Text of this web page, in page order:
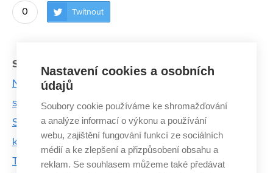
0 Twítnout
Související články:
Na stupně vítězů vedou legendární Strojařské
schody
Startuje festival Prototyp. Představí vědce, umělce i
kutily
Teorie bez praxe nestačí, tvrdí zaměstnanci
Nastavení cookies a osobních
údajů
Soubory cookie používáme ke shromažďování
a analýze informací o výkonu a používání
webu, zajištění fungování funkcí ze sociálních
médií a ke zlepšení a přizpůsobení obsahu a
reklam. Se souhlasem můžeme také předávat